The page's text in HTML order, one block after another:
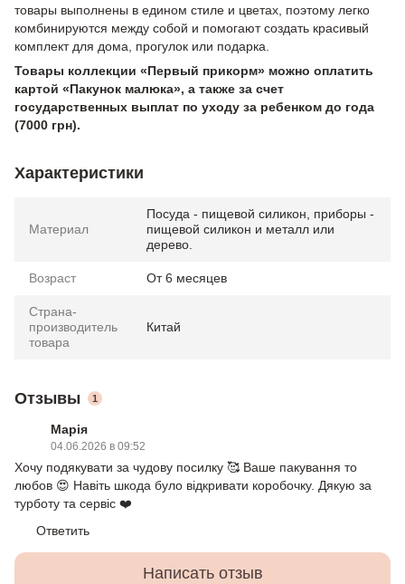
товары выполнены в едином стиле и цветах, поэтому легко
комбинируются между собой и помогают создать красивый
комплект для дома, прогулок или подарка.
Товары коллекции «Первый прикорм» можно оплатить
картой «Пакунок малюка», а также за счет
государственных выплат по уходу за ребенком до года
(7000 грн).
Характеристики
Материал
Посуда - пищевой силикон, приборы -
пищевой силикон и металл или
дерево.
Возраст От 6 месяцев
Страна-
производитель
товара
Китай
Отзывы 1
Марія
04.06.2026 в 09:52
Хочу подякувати за чудову посилку 🥰 Ваше пакування то
любов 😍 Навіть шкода було відкривати коробочку. Дякую за
турботу та сервіс ❤️
Ответить
Написать отзыв